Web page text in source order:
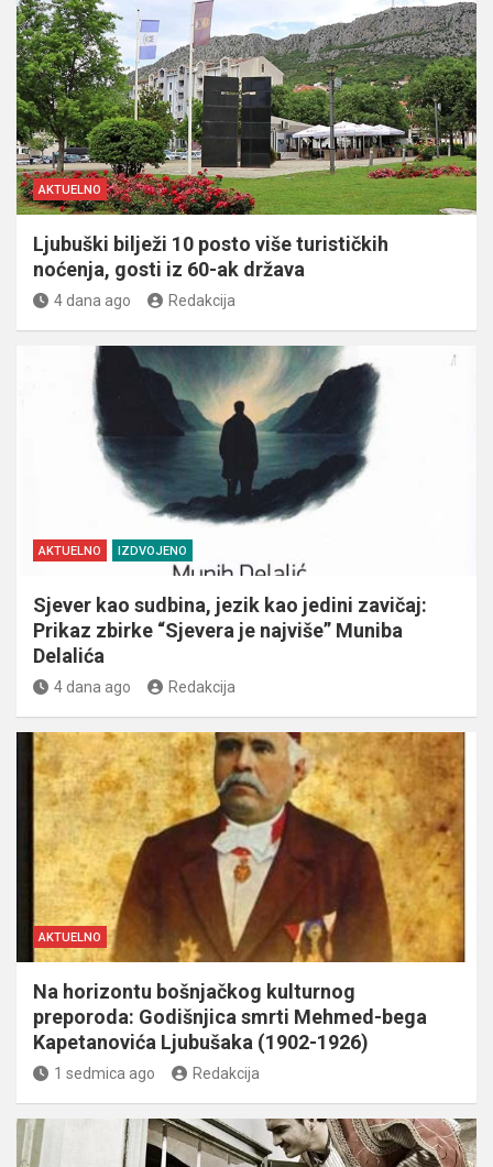
AKTUELNO
Ljubuški bilježi 10 posto više turističkih
noćenja, gosti iz 60-ak država
4 dana ago Redakcija
AKTUELNO IZDVOJENO
Sjever kao sudbina, jezik kao jedini zavičaj:
Prikaz zbirke “Sjevera je najviše” Muniba
Delalića
4 dana ago Redakcija
AKTUELNO
Na horizontu bošnjačkog kulturnog
preporoda: Godišnjica smrti Mehmed-bega
Kapetanovića Ljubušaka (1902-1926)
1 sedmica ago Redakcija